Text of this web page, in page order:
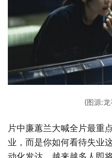
(图源:
片中廉蕙兰大喊全片最重
业，而是你如何看待失业